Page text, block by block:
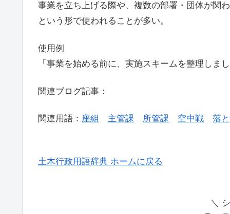
事業を立ち上げる際や、複数の部署・団体が関
という形で使われることが多い。
使用例
「事業を始める前に、実施スキームを整理しま
関連ブログ記事：
関連用語： 座組 主管課 所管課 空中戦 落
土木行政用語辞典 ホームに戻る
＼